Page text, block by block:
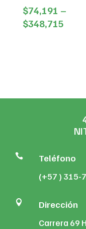
$74,191 –
$348,715Price
 Teléfono
(+57 ) 315-
 Dirección
Carrera 69